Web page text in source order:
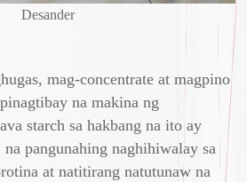
Desander
mag-concentrate at magpino
na makina ng
starch sa hakbang na ito ay
pangunahing naghihiwalay sa
at natitirang natutunaw na